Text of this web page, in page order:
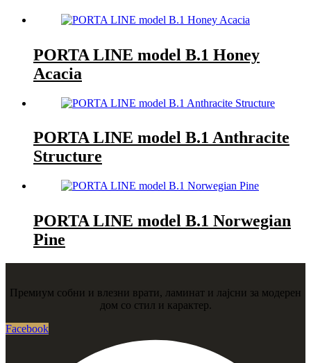
PORTA LINE model B.1 Honey
Acacia
PORTA LINE model B.1 Anthracite
Structure
PORTA LINE model B.1 Norwegian
Pine
Премиум собни и влезни врати, ламинат и лајсни за модерен
дом со стил и карактер.
Facebook